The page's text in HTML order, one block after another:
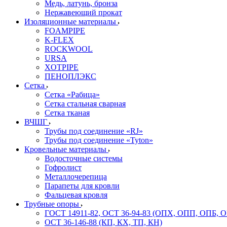
Медь, латунь, бронза
Нержавеющий прокат
Изоляционные материалы
FOAMPIPE
K-FLEX
ROCKWOOL
URSA
XOTPIPE
ПЕНОПЛЭКС
Сетка
Сетка «Рабица»
Сетка стальная сварная
Сетка тканая
ВЧШГ
Трубы под соединение «RJ»
Трубы под соединение «Tyton»
Кровельные материалы
Водосточные системы
Гофролист
Металлочерепица
Парапеты для кровли
Фальцевая кровля
Трубные опоры
ГОСТ 14911-82, ОСТ 36-94-83 (ОПХ, ОПП, ОПБ,
ОСТ 36-146-88 (КП, КХ, ТП, КН)